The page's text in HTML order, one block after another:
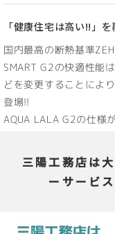
「健康住宅は高い!!」
国内最高の断熱基準
SMART G2の快適性能
どを変更することによ
登場!!
AQUA LALA G2の仕様
三陽工務店は
ーサービ